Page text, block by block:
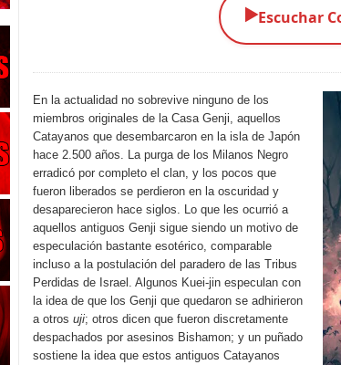
de mi Enemigo
del Infierno
Sordos
el Hijo Prodigo
Raro
▶️Escuchar
En la actualidad no sobrevive ninguno de los
miembros originales de la Casa Genji, aquellos
Catayanos que desembarcaron en la isla de Japón
hace 2.500 años. La purga de los Milanos Negro
erradicó por completo el clan, y los pocos que
fueron liberados se perdieron en la oscuridad y
desaparecieron hace siglos. Lo que les ocurrió a
aquellos antiguos Genji sigue siendo un motivo de
especulación bastante esotérico, comparable
incluso a la postulación del paradero de las Tribus
Perdidas de Israel. Algunos Kuei-jin especulan con
la idea de que los Genji que quedaron se adhirieron
a otros uji; otros dicen que fueron discretamente
despachados por asesinos Bishamon; y un puñado
sostiene la idea que estos antiguos Catayanos